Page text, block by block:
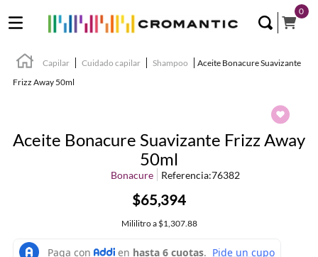
0
Capilar Cuidado capilar Shampoo
Aceite Bonacure Suavizante
Frizz Away 50ml
Aceite Bonacure Suavizante Frizz Away
50ml
Bonacure Referencia:76382
$65,394
Mililitroa $1,307.88